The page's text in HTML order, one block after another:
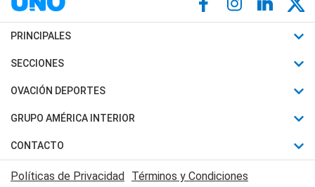
PRINCIPALES
Últimas Noticias
Política
Judiciales
Economia
SECCIONES
Horóscopo
Motores
Trucos caseros
Series y Películas
OVACIÓN DEPORTES
Fútbol
Mundial
Automovilismo
GRUPO AMÉRICA INTERIOR
Canal 7 en Vivo
CONTACTO
Acerca de Nosotros
Políticas de Privacidad Términos y Condiciones